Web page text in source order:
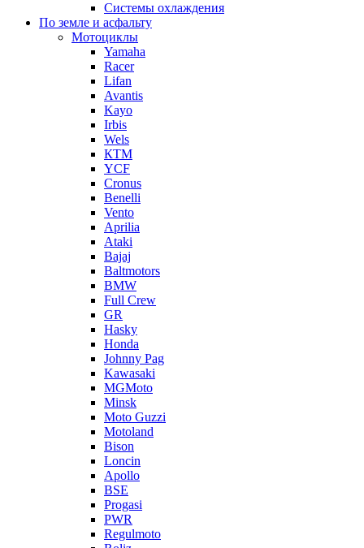
Системы охлаждения
По земле и асфальту
Мотоциклы
Yamaha
Racer
Lifan
Avantis
Kayo
Irbis
Wels
КТМ
YCF
Cronus
Benelli
Vento
Aprilia
Ataki
Bajaj
Baltmotors
BMW
Full Crew
GR
Hasky
Honda
Johnny Pag
Kawasaki
MGMoto
Minsk
Moto Guzzi
Motoland
Bison
Loncin
Apollo
BSE
Progasi
PWR
Regulmoto